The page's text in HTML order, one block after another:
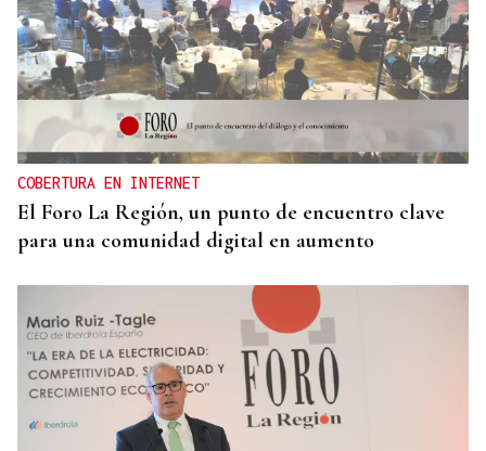
COBERTURA EN INTERNET
El Foro La Región, un punto de encuentro clave
para una comunidad digital en aumento